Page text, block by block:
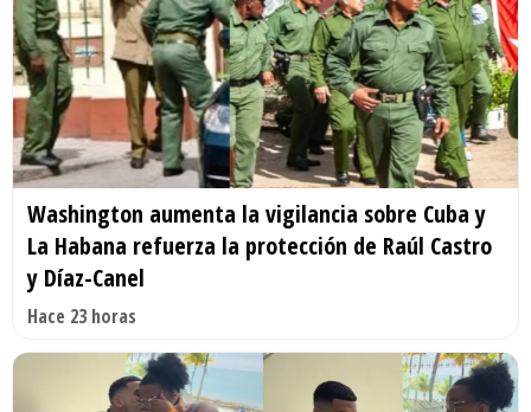
Washington aumenta la vigilancia sobre Cuba y
La Habana refuerza la protección de Raúl Castro
y Díaz-Canel
Hace 23 horas